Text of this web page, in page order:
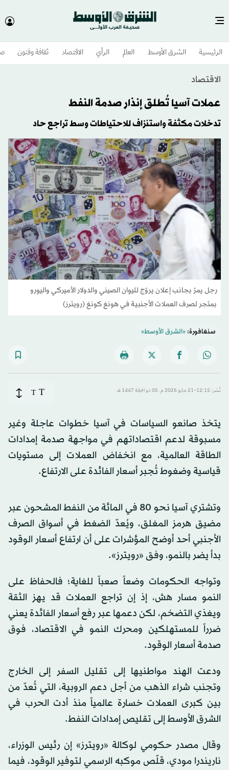
الرئيسية الشرق الأوسط​ العالم الرأي الاقتصاد ثقافة وفنون
الاقتصاد
عملات آسيا تُطلق إنذار صدمة النفط
تدخلات مكثفة واستنزاف للاحتياطات وسط تراجع حاد
رجل يمرّ بجانب إعلان يروّج لليوان الصيني والدولار الأميركي واليورو
بمتجر لصرف العملات الأجنبية في هونغ كونغ (رويترز)
سنغافورة:«الشرق الأوسط»
نُشر: 12:15-21 مايو 2026 م ـ 05 ذو الحِجّة 1447 هـ T
T
يتخذ صانعو السياسات في آسيا خطوات عاجلة وغير
مسبوقة لدعم اقتصاداتهم في مواجهة صدمة إمدادات
الطاقة العالمية، مع انخفاض العملات إلى مستويات
قياسية وضغوط تُجبر أسعار الفائدة على الارتفاع.
وتشتري آسيا نحو 80 في المائة من النفط المشحون عبر
مضيق هرمز المغلق، ويُعدّ الضغط في أسواق الصرف
الأجنبي أحد أوضح المؤشرات على أن ارتفاع أسعار الوقود
بدأ يضر بالنمو، وفق «رويترز».
وتواجه الحكومات وضعاً صعباً للغاية؛ فالحفاظ على
النمو مسار هش، إذ إن تراجع العملات قد يهز الثقة
ويغذي التضخم، لكن دعمها عبر رفع أسعار الفائدة يعني
ضرراً للمستهلكين ومحرك النمو في الاقتصاد، فوق
صدمة أسعار الوقود.
ودعت الهند مواطنيها إلى تقليل السفر إلى الخارج
وتجنب شراء الذهب من أجل دعم الروبية، التي تُعدّ من
بين كبرى العملات خسارة عالمياً منذ أدت الحرب في
الشرق الأوسط إلى تقليص إمدادات النفط.
وقال مصدر حكومي لوكالة «رويترز» إن رئيس الوزراء،
ناريندرا مودي، قلّص موكبه الرسمي لتوفير الوقود، فيما